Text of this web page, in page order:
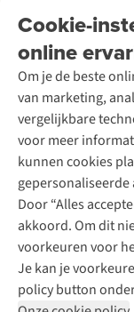
Cookie-
online
Om je de beste
van marketing,
vergelijkbare
voor meer
kunnen cookies
Door “Alles
akkoord. Om dit
voorkeuren voor
Je kan je
policy button
Garantie
Contact
Onze winkels
Over A.S.Adventure
Ski-onderhoud
Wasservice
Schoenonderhoud
Schoenherstelling
Kledingherstelling
Retouches
Voor bedrijven
A.S.Magazine
Podcast
Explore Academy
Explore Camp
Gear Check
Inspiratie & advies
Meld je aan voor
Disclaimer